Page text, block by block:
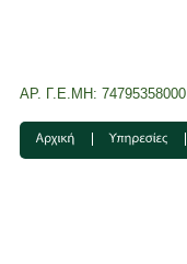
ΑΡ. Γ.Ε.ΜΗ: 74795358000